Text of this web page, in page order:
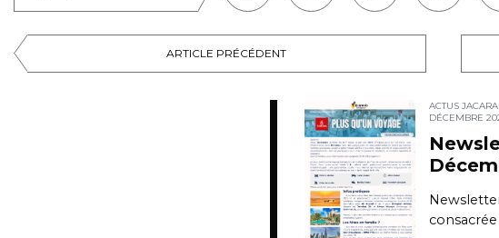
ARTICLE PRÉCÉDENT
ACTUS
DÉCEMBRE
consacrée